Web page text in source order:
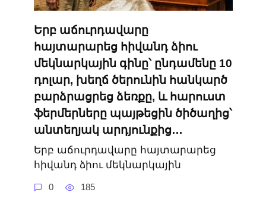
Երբ աճուրդավարը
հայտարարեց հիվանդ ձիու
մեկնարկային գինը՝ ընդամենը 10
դոլար, խեղճ ծերունին հանկարծ
բարձրացրեց ձեռքը, և հարուստ
ֆերմերները պայթեցին ծիծաղից՝
անտեղյակ արդյունքից…
Երբ աճուրդավարը հայտարարեց
հիվանդ ձիու մեկնարկային
0 185